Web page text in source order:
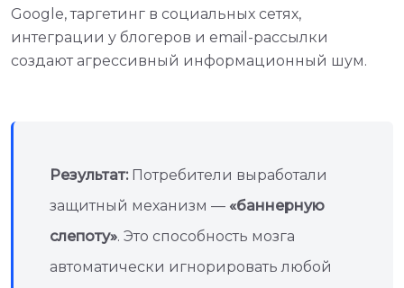
Google, таргетинг в социальных сетях,
интеграции у блогеров и email-рассылки
создают агрессивный информационный шум.
Результат:Потребители выработали
защитный механизм — «баннерную
слепоту». Это способность мозга
автоматически игнорировать любой